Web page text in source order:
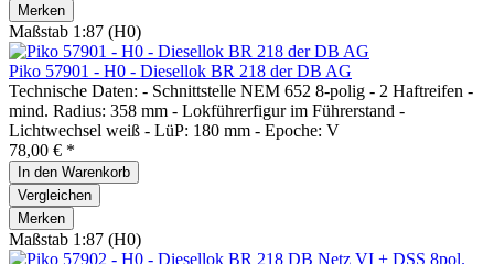
Merken
Maßstab 1:87 (H0)
Piko 57901 - H0 - Diesellok BR 218 der DB AG
Technische Daten: - Schnittstelle NEM 652 8-polig - 2 Haftreifen -
mind. Radius: 358 mm - Lokführerfigur im Führerstand -
Lichtwechsel weiß - LüP: 180 mm - Epoche: V
78,00 € *
In den Warenkorb
Vergleichen
Merken
Maßstab 1:87 (H0)